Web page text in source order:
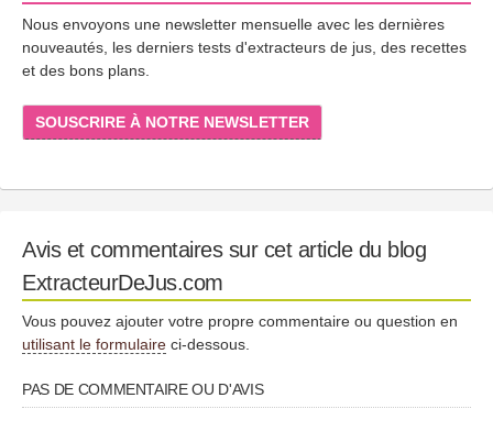
Nous envoyons une newsletter mensuelle avec les dernières
nouveautés, les derniers tests d'extracteurs de jus, des recettes
et des bons plans.
SOUSCRIRE À NOTRE NEWSLETTER
Avis et commentaires sur cet article du blog
ExtracteurDeJus.com
Vous pouvez ajouter votre propre commentaire ou question en
utilisant le formulaire ci-dessous.
PAS DE COMMENTAIRE OU D'AVIS